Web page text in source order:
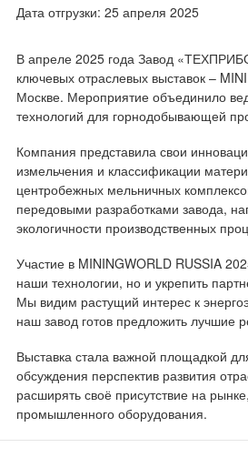
Дата отгрузки: 25 апреля 2025
В апреле 2025 года Завод
ключевых отраслевых выставок –
Москве. Мероприятие объединило
технологий для горнодобывающей
Компания представила свои
измельчения и классификации
центробежных мельничных
передовыми разработками завода,
экологичности производственных
Участие в MININGWORLD RUSSIA
наши технологии, но и укрепить
Мы видим растущий интерес к
наш завод готов предложить лучшие
Выставка стала важной площадкой
обсуждения перспектив развития
расширять своё присутствие на
промышленного оборудования.